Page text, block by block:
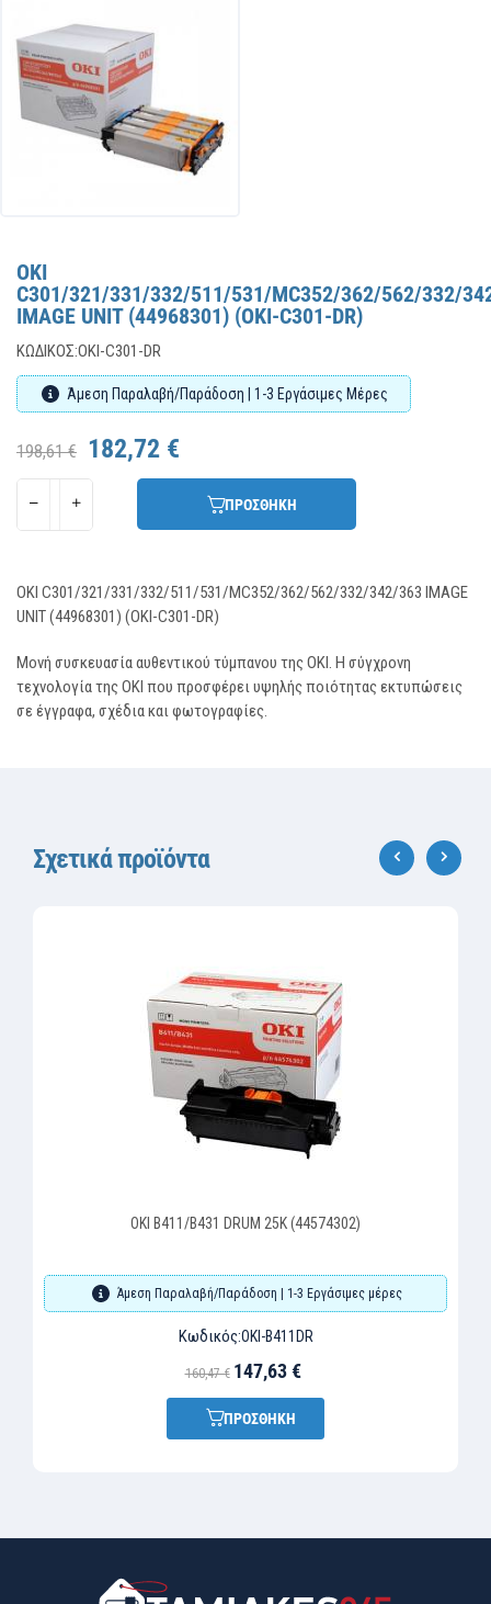
OKI
C301/321/331/332/511/531/MC352/362/562/332/
IMAGE UNIT (44968301) (OKI-C301-DR)
ΚΩΔΙΚΌΣ:OKI-C301-DR
Άμεση Παραλαβή/Παράδοση | 1-3 Εργάσιμες Μέρες
198,61 € 182,72 €
ΠΡΟΣΘΗΚΗ
OKI C301/321/331/332/511/531/MC352/362/562/332/342/363 IMAGE
UNIT (44968301) (OKI-C301-DR)
Μονή συσκευασία αυθεντικού τύμπανου της OKI. Η σύγχρονη
τεχνολογία της OKI που προσφέρει υψηλής ποιότητας εκτυπώσεις
σε έγγραφα, σχέδια και φωτογραφίες.
Σχετικά προϊόντα
OKI B411/B431 DRUM 25K (44574302)
Άμεση Παραλαβή/Παράδοση | 1-3 Εργάσιμες μέρες
Κωδικός:OKI-B411DR
160,47 € 147,63 €
ΠΡΟΣΘΗΚΗ